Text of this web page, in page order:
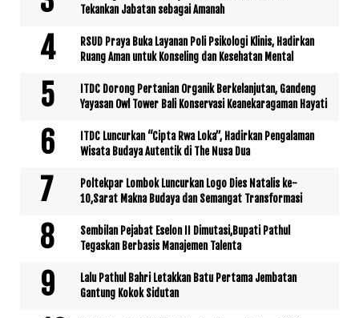
Tekankan Jabatan sebagai Amanah
RSUD Praya Buka Layanan Poli Psikologi Klinis, Hadirkan
Ruang Aman untuk Konseling dan Kesehatan Mental
ITDC Dorong Pertanian Organik Berkelanjutan, Gandeng
Yayasan Owl Tower Bali Konservasi Keanekaragaman Hayati
ITDC Luncurkan “Cipta Rwa Loka”, Hadirkan Pengalaman
Wisata Budaya Autentik di The Nusa Dua
Poltekpar Lombok Luncurkan Logo Dies Natalis ke-
10,Sarat Makna Budaya dan Semangat Transformasi
Sembilan Pejabat Eselon II Dimutasi,Bupati Pathul
Tegaskan Berbasis Manajemen Talenta
Lalu Pathul Bahri Letakkan Batu Pertama Jembatan
Gantung Kokok Sidutan